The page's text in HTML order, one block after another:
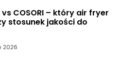
COSORI – który air fryer
stosunek jakości do
2026